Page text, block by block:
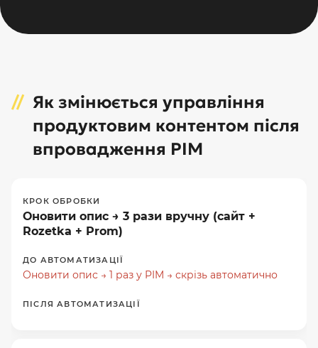
Як змінюється управління
продуктовим контентом після
впровадження PIM
Оновити опис → 3 рази вручну (сайт +
Rozetka + Prom)
Оновити опис → 1 раз у PIM → скрізь автоматично